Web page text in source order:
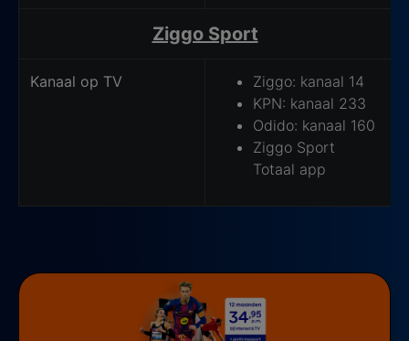
Ziggo Sport
Kanaal op TV
Ziggo: kanaal 14
KPN: kanaal 233
Odido: kanaal 160
Ziggo Sport
Totaal app